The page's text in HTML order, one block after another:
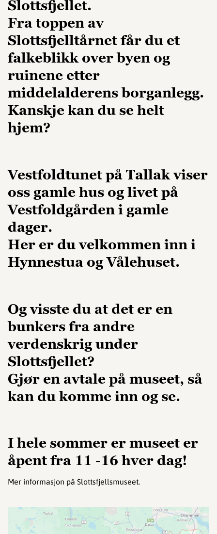
Slottsfjellet.
Fra toppen av
Slottsfjelltårnet får du et
falkeblikk over byen og
ruinene etter
middelalderens borganlegg.
Kanskje kan du se helt
hjem?
Vestfoldtunet på Tallak viser
oss gamle hus og livet på
Vestfoldgården i gamle
dager.
Her er du velkommen inn i
Hynnestua og Vålehuset.
Og visste du at det er en
bunkers fra andre
verdenskrig under
Slottsfjellet?
Gjør en avtale på museet, så
kan du komme inn og se.
I hele sommer er museet er
åpent fra 11 -16 hver dag!
Mer informasjon på Slottsfjellsmuseet.